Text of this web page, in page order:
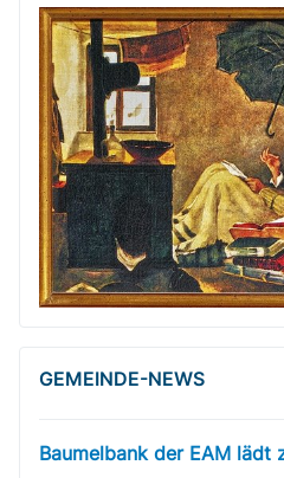
GEMEINDE-NEWS
Baumelbank der EAM lädt